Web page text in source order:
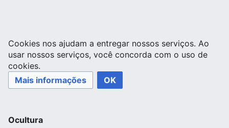
Cookies nos ajudam a entregar nossos serviços. Ao
usar nossos serviços, você concorda com o uso de
cookies.
Mais informações
OK
Ocultura